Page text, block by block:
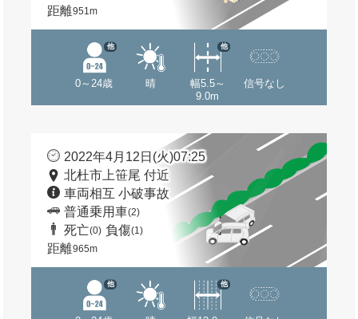
距離951m
0～24歳
他
晴
幅5.5～
9.0m
他
信号なし
2022年4月12日(火)07:25
北杜市上笹尾 付近
車両相互 小破事故
普通乗用車(2)
死亡(0) 負傷(1)
距離965m
他 他